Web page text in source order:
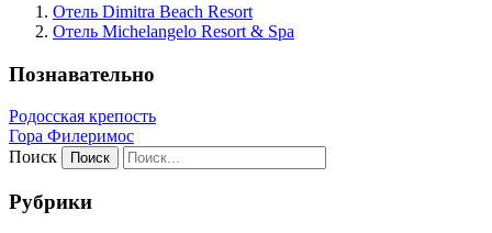
Отель Dimitra Beach Resort
Отель Michelangelo Resort & Spa
Познавательно
Родосская крепость
Гора Филеримос
Поиск
Рубрики